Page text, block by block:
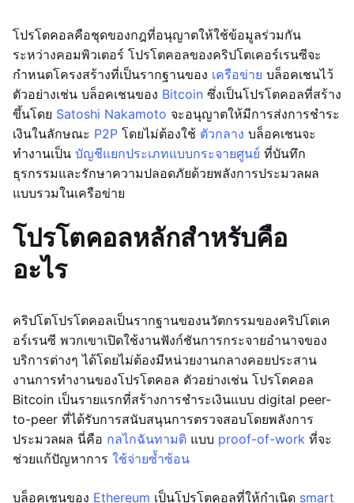
โปรโตคอลคือชุดของกฎที่อนุญาตให้ใช้ข้อมูลร่วมกัน
ระหว่างคอมพิวเตอร์ โปรโตคอลของคริปโตเคอร์เรนซีจะ
กำหนดโครงสร้างที่เป็นรากฐานของ เครือข่าย บล็อคเชนไว้
ตัวอย่างเช่น บล็อคเชนของ Bitcoin ซึ่งเป็นโปรโตคอลที่สร้าง
ขึ้นโดย Satoshi Nakamoto จะอนุญาตให้มีการส่งการชำระ
เงินในลักษณะ P2P โดยไม่ต้องใช้ ตัวกลาง บล็อคเชนจะ
ทำงานเป็น บัญชีแยกประเภทแบบกระจายศูนย์ ที่บันทึก
ธุรกรรมและรักษาความปลอดภัยด้วยพลังการประมวลผล
แบบรวมในเครือข่าย
โปรโตคอลหลักสำหรับคือ
อะไร
คริปโตโปรโตคอลเป็นรากฐานของนวัตกรรมของคริปโตเค
อร์เรนซี พวกเขาเปิดใช้งานฟังก์ชันการกระจายอำนาจของ
บริการต่างๆ ได้โดยไม่ต้องมีหน่วยงานกลางคอยประสาน
งานการทำงานของโปรโตคอล ตัวอย่างเช่น โปรโตคอล
Bitcoin เป็นรายแรกที่สร้างการชำระเงินแบบ digital peer-
to-peer ที่ได้รับการสนับสนุนการตรวจสอบโดยพลังการ
ประมวลผล นี่คือ กลไกฉันทามติ แบบ proof-of-work ที่จะ
ช่วยแก้ปัญหาการ ใช้จ่ายซ้ำซ้อน
บล็อคเชนของ Ethereum เป็นโปรโตคอลที่ให้กำเนิด smart